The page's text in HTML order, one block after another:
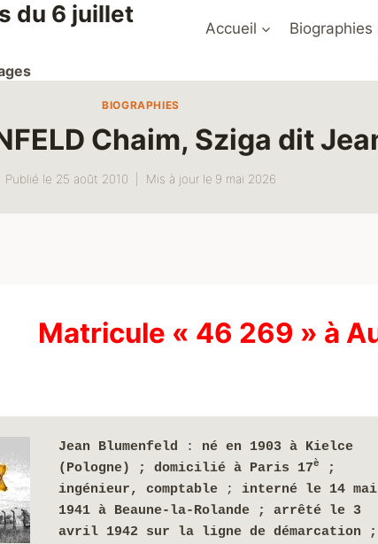
du 6 juillet
Accueil Biographies
BIOGRAPHIES
Chaim, Sziga dit
Publié le 25 août 2010 Mis à jour le 9 mai 2026
Matricule « 46 269 » à
Jean Blumenfeld : né en 1903 à Kielce
(Pologne) ; domicilié à Paris 17è
;
ingénieur, comptable ; interné le 14 mai
1941 à Beaune-la-Rolande ; arrêté le 3
avril 1942 sur la ligne de démarcation ;